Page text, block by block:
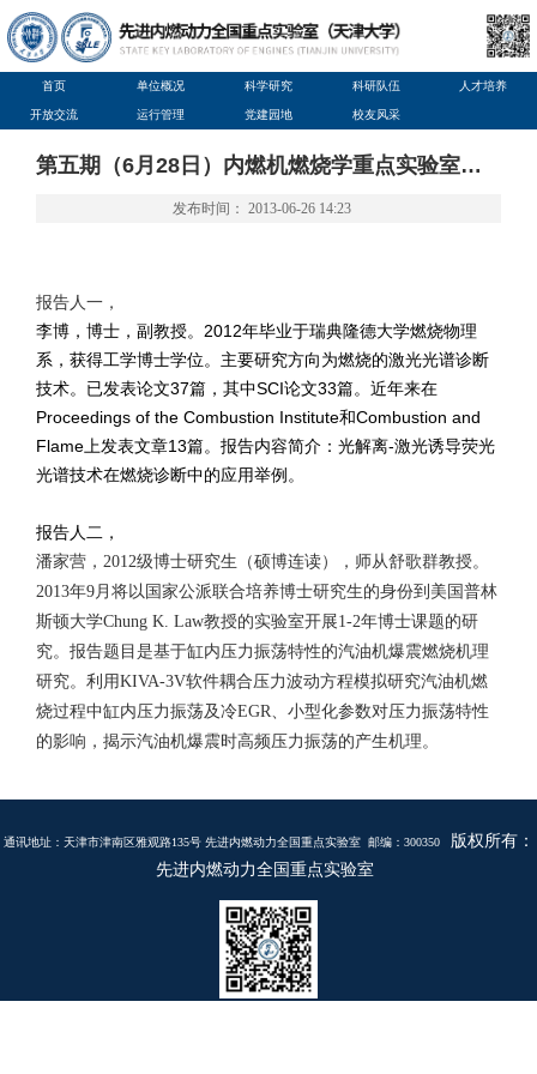
首页 单位概况 科学研究 科研队伍 人才培养
开放交流 运行管理 党建园地 校友风采
第五期（6月28日）内燃机燃烧学重点实验室学术交流会预告
发布时间： 2013-06-26 14:23
报告人一，
李博，博士，副教授。2012年毕业于瑞典隆德大学燃烧物理
系，获得工学博士学位。主要研究方向为燃烧的激光光谱诊断
技术。已发表论文37篇，其中SCI论文33篇。近年来在
Proceedings of the Combustion Institute和Combustion and
Flame上发表文章13篇。 报告内容简介：光解离-激光诱导荧光
光谱技术在燃烧诊断中的应用举例。
报告人二，
潘家营，2012级博士研究生（硕博连读），师从舒歌群教授。
2013年9月将以国家公派联合培养博士研究生的身份到美国普林
斯顿大学Chung K. Law教授的实验室开展1-2年博士课题的研
究。报告题目是基于缸内压力振荡特性的汽油机爆震燃烧机理
研究。利用KIVA-3V软件耦合压力波动方程模拟研究汽油机燃
烧过程中缸内压力振荡及冷EGR、小型化参数对压力振荡特性
的影响，揭示汽油机爆震时高频压力振荡的产生机理。
通讯地址：天津市津南区雅观路135号 先进内燃动力全国重点实验室 邮编：300350
版权所有：
先进内燃动力全国重点实验室